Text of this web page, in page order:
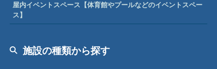
屋内イベントスペース【体育館やプールなどのイベントスペー
ス】
施設の種類から探す